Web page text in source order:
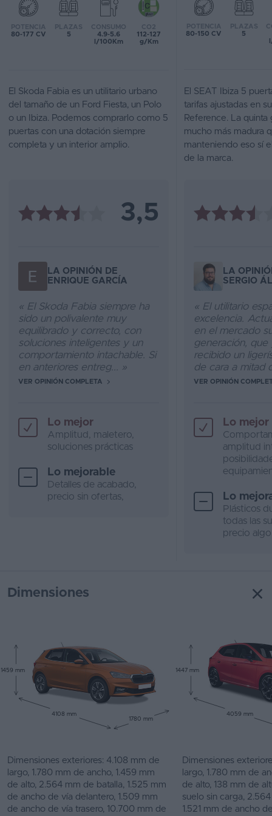
Favoritos
coche
Blog
Ventas
POTENCIA
80-177 CV
PLAZAS
5
CONSUMO
4.9-5.6
l/100Km
CO2
112-127
g/Km
POTENCIA
80-150 CV
PLAZAS
5
El Skoda Fabia es un utilitario urbano
del tamaño de un Ford Fiesta, un Polo
o un Ibiza. Podemos comprarlo como 5
puertas con una dotación siempre
completa y un interior amplio.
El SEAT Ibiza 5
tarifas ajustadas en
Reference. La quinta
mucho más madura
manteniendo eso sí
de la marca.
3,5
LA OPINIÓN DE
ENRIQUE GARCÍA
« El Skoda Fabia siempre ha
sido un polivalente muy
equilibrado y correcto, con
soluciones inteligentes y un
comportamiento intachable. Si
en anteriores entreg... »
VER OPINIÓN COMPLETA
Lo mejor
Amplitud, maletero,
soluciones prácticas
Lo mejorable
Detalles de acabado,
precio sin ofertas,
LA
SERGIO
« El utilitario
excelencia.
en el mercado
generación, que
recibido un
de cara a mitad
VER OPINIÓN
Lo mejor
amplitud
Lo
Plásticos
todas las
precio
Dimensiones
1459 mm
4108 mm
1780 mm
1447 mm
4059 mm
Dimensiones exteriores: 4.108 mm de
largo, 1.780 mm de ancho, 1.459 mm
de alto, 2.564 mm de batalla, 1.525 mm
de ancho de vía delantero, 1.509 mm
de ancho de vía trasero, 10.700 mm de
Dimensiones
largo, 1.780 mm de
de alto, 138 mm de
suelo sin carga,
1.521 mm de ancho